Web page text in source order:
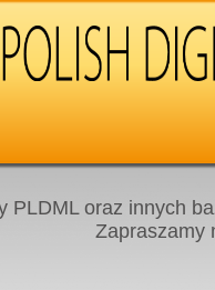
PLDML oraz innych
Zapraszamy